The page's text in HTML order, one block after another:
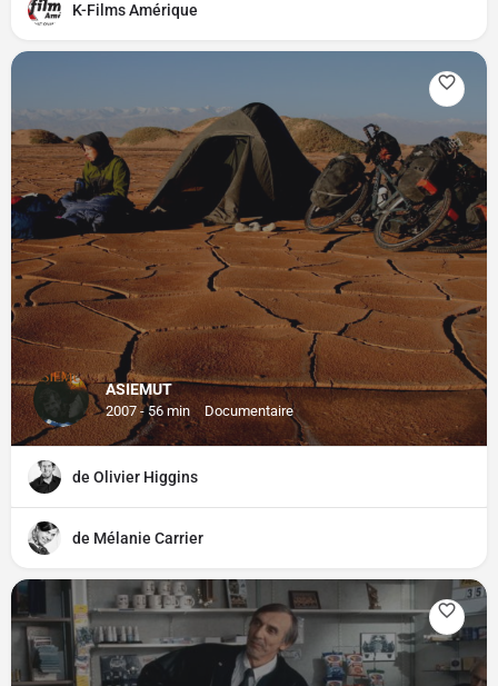
K-Films Amérique
ASIEMUT
2007 - 56 min Documentaire
de Olivier Higgins
de Mélanie Carrier